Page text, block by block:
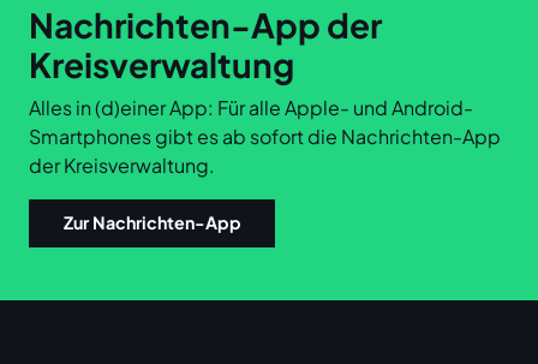
Nachrichten-App der
Kreisverwaltung
Alles in (d)einer App: Für alle Apple- und Android-
Smartphones gibt es ab sofort die Nachrichten-App
der Kreisverwaltung.
Zur Nachrichten-App